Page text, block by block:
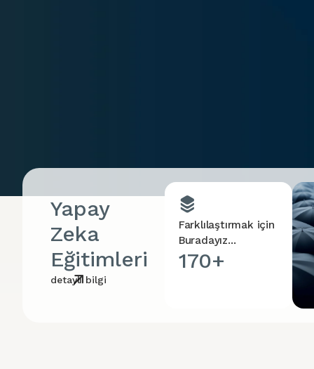
Yapay
Zeka
Eğitimleri
detaylı bilgi
Farklılaştırmak için
Buradayız...
170+